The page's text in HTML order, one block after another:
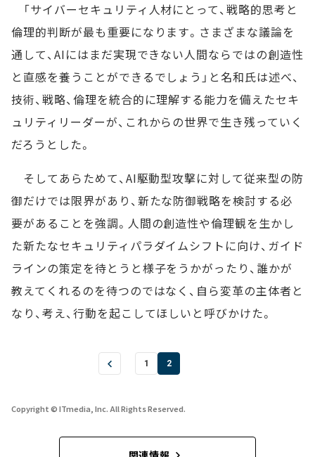
「サイバーセキュリティ人材にとって、戦略的思考と
倫理的判断が最も重要になります。さまざまな議論を
通して、AIにはまだ実現できない人間ならではの創造性
と直感を養うことができるでしょう」と名和氏は述べ、
技術、戦略、倫理を統合的に理解する能力を備えたセキ
ュリティリーダーが、これからの世界で生き残っていく
だろうとした。
そしてあらためて、AI駆動型攻撃に対して従来型の防
御だけでは限界があり、新たな防御戦略を検討する必
要があることを強調。人間の創造性や倫理観を生かし
た新たなセキュリティパラダイムシフトに向け、ガイド
ラインの策定を待とうと様子をうかがったり、誰かが
教えてくれるのを待つのではなく、自ら変革の主体者と
なり、考え、行動を起こしてほしいと呼びかけた。
1 2
Copyright © ITmedia, Inc. All Rights Reserved.